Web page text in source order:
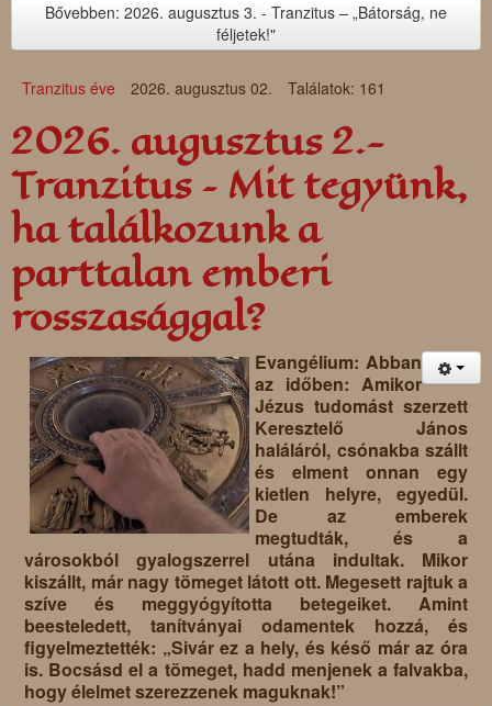
Bővebben: 2026. augusztus 3. - Tranzitus – „Bátorság, ne
féljetek!"
Tranzitus éve 2026. augusztus 02. Találatok: 161
2026. augusztus 2.-
Tranzitus – Mit tegyünk,
ha találkozunk a
parttalan emberi
rosszasággal?
Evangélium: Abban
az időben: Amikor
Jézus tudomást szerzett
Keresztelő János
haláláról, csónakba szállt
és elment onnan egy
kietlen helyre, egyedül.
De az emberek
megtudták, és a
városokból gyalogszerrel utána indultak. Mikor
kiszállt, már nagy tömeget látott ott. Megesett rajtuk a
szíve és meggyógyította betegeiket. Amint
beesteledett, tanítványai odamentek hozzá, és
figyelmeztették: „Sivár ez a hely, és késő már az óra
is. Bocsásd el a tömeget, hadd menjenek a falvakba,
hogy élelmet szerezzenek maguknak!”